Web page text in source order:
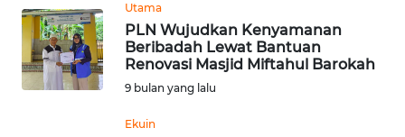
Utama
PLN Wujudkan Kenyamanan
Beribadah Lewat Bantuan
Renovasi Masjid Miftahul Barokah
9 bulan yang lalu
Ekuin
WN
LANGKAT
WN